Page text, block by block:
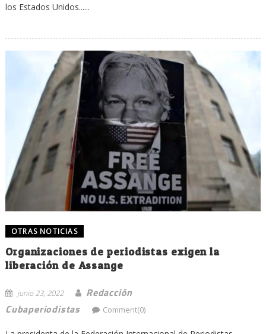
los Estados Unidos......
OTRAS NOTICIAS
Organizaciones de periodistas exigen la
liberación de Assange
junio 23, 2022
Redacción
Cubaperiodistas
Comment(0)